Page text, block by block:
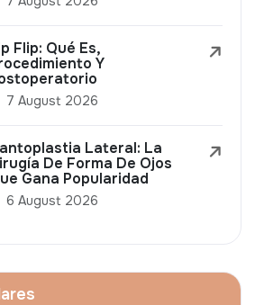
Flip: Qué Es,
Y
7 August 2026
Lateral: La
De Forma De Ojos
Gana Popularidad
6 August 2026